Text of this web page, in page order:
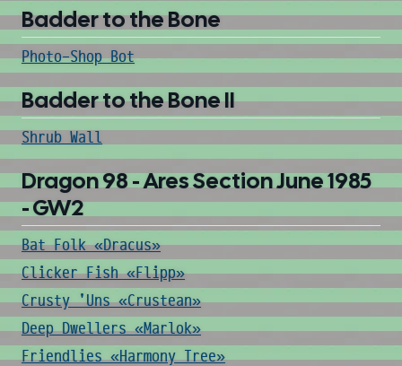
Badder to the Bone
Photo-Shop Bot
Badder to the Bone II
Shrub Wall
Dragon 98 - Ares Section June 1985
- GW2
Bat Folk «Dracus»
Clicker Fish «Flipp»
Crusty 'Uns «Crustean»
Deep Dwellers «Marlok»
Friendlies «Harmony Tree»